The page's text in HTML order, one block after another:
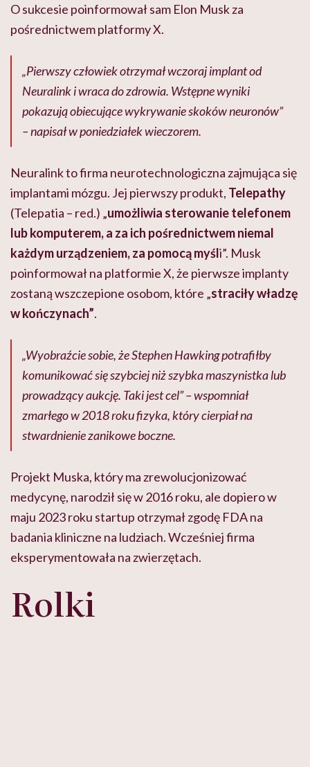
O sukcesie poinformował sam Elon Musk za
pośrednictwem platformy X.
„Pierwszy człowiek otrzymał wczoraj implant od
Neuralink i wraca do zdrowia. Wstępne wyniki
pokazują obiecujące wykrywanie skoków neuronów”
– napisał w poniedziałek wieczorem.
Neuralink to firma neurotechnologiczna zajmująca się
implantami mózgu. Jej pierwszy produkt, Telepathy
(Telepatia – red.) „umożliwia sterowanie telefonem
lub komputerem, a za ich pośrednictwem niemal
każdym urządzeniem, za pomocą myśli”. Musk
poinformował na platformie X, że pierwsze implanty
zostaną wszczepione osobom, które „straciły władzę
w kończynach”.
„Wyobraźcie sobie, że Stephen Hawking potrafiłby
komunikować się szybciej niż szybka maszynistka lub
prowadzący aukcję. Taki jest cel” – wspomniał
zmarłego w 2018 roku fizyka, który cierpiał na
stwardnienie zanikowe boczne.
Projekt Muska, który ma zrewolucjonizować
medycynę, narodził się w 2016 roku, ale dopiero w
maju 2023 roku startup otrzymał zgodę FDA na
badania kliniczne na ludziach. Wcześniej firma
eksperymentowała na zwierzętach.
Rolki